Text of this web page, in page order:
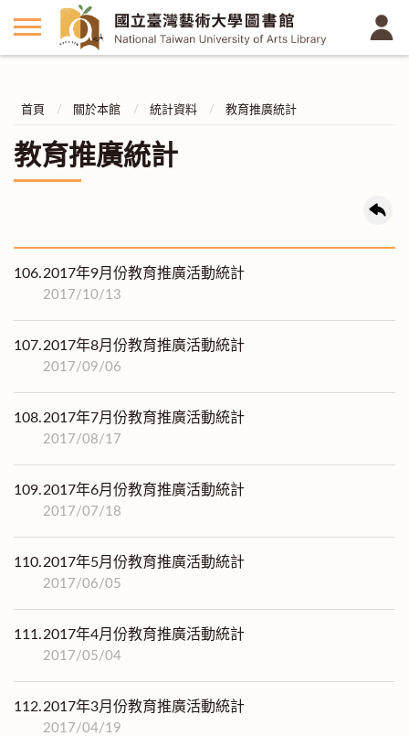
首頁 關於本館 統計資料 教育推廣統計
教育推廣統計
106.2017年9月份教育推廣活動統計
2017/10/13
107.2017年8月份教育推廣活動統計
2017/09/06
108.2017年7月份教育推廣活動統計
2017/08/17
109.2017年6月份教育推廣活動統計
2017/07/18
110.2017年5月份教育推廣活動統計
2017/06/05
111.2017年4月份教育推廣活動統計
2017/05/04
112.2017年3月份教育推廣活動統計
2017/04/19